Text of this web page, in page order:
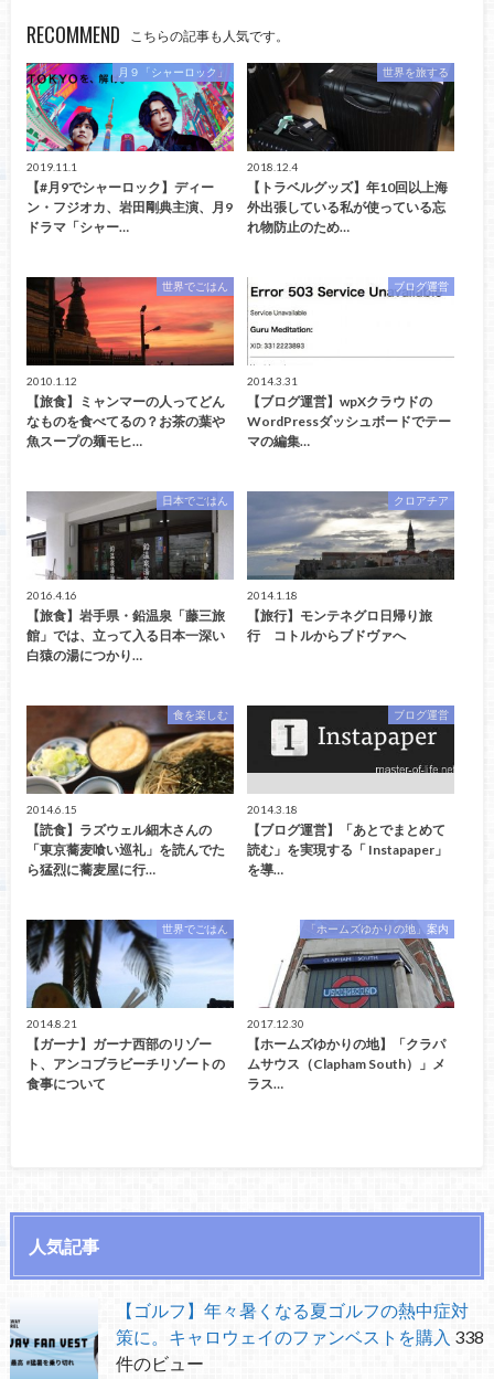
RECOMMEND こちらの記事も人気です。
月９「シャーロック」
2019.11.1
【#月9でシャーロック】ディー
ン・フジオカ、岩田剛典主演、月9
ドラマ「シャー…
世界を旅する
2018.12.4
【トラベルグッズ】年10回以上海
外出張している私が使っている忘
れ物防止のため…
世界でごはん
2010.1.12
【旅食】ミャンマーの人ってどん
なものを食べてるの？お茶の葉や
魚スープの麺モヒ…
ブログ運営
2014.3.31
【ブログ運営】wpXクラウドの
WordPressダッシュボードでテー
マの編集…
日本でごはん
2016.4.16
【旅食】岩手県・鉛温泉「藤三旅
館」では、立って入る日本一深い
白猿の湯につかり…
クロアチア
2014.1.18
【旅行】モンテネグロ日帰り旅
行 コトルからブドヴァへ
食を楽しむ
2014.6.15
【読食】ラズウェル細木さんの
「東京蕎麦喰い巡礼」を読んでた
ら猛烈に蕎麦屋に行…
ブログ運営
2014.3.18
【ブログ運営】「あとでまとめて
読む」を実現する「 Instapaper」
を導…
世界でごはん
2014.8.21
【ガーナ】ガーナ西部のリゾー
ト、アンコブラビーチリゾートの
食事について
「ホームズゆかりの地」案内
2017.12.30
【ホームズゆかりの地】「クラパ
ムサウス（Clapham South）」メ
ラス…
人気記事
【ゴルフ】年々暑くなる夏ゴルフの熱中症対
策に。キャロウェイのファンベストを購入 338
件のビュー